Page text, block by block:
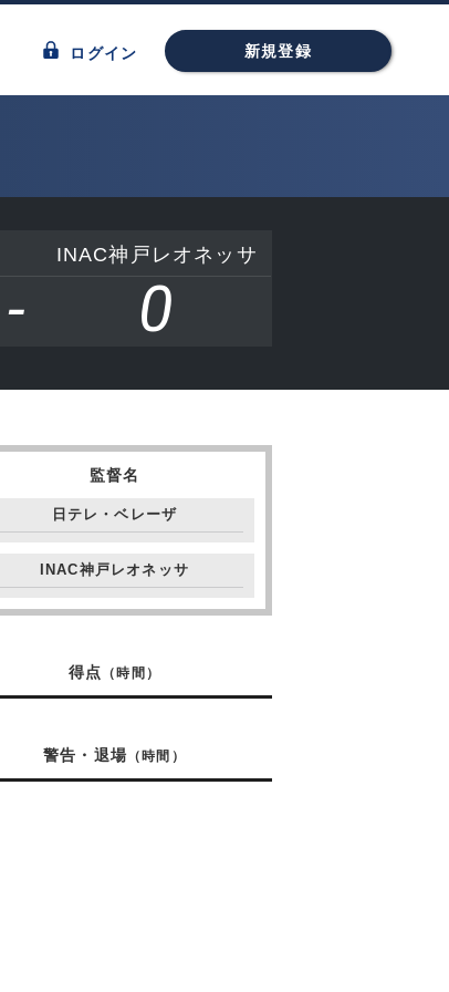
ログイン 新規登録
INAC神戸レオネッサ
- 0
監督名
日テレ・ベレーザ
INAC神戸レオネッサ
得点 （時間）
警告・退場 （時間）